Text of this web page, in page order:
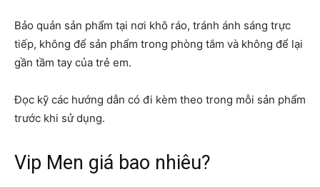
Bảo quản sản phẩm tại nơi khô ráo, tránh ánh sáng trực
tiếp, không để sản phẩm trong phòng tắm và không để lại
gần tầm tay của trẻ em.
Đọc kỹ các hướng dẫn có đi kèm theo trong mỗi sản phẩm
trước khi sử dụng.
Vip Men giá bao nhiêu?